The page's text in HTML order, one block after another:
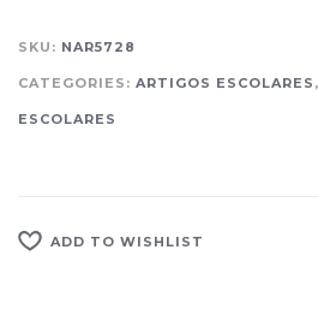
SKU: NAR5728
CATEGORIES: ARTIGOS ESCOLARES ,
ESCOLARES
ADD TO WISHLIST